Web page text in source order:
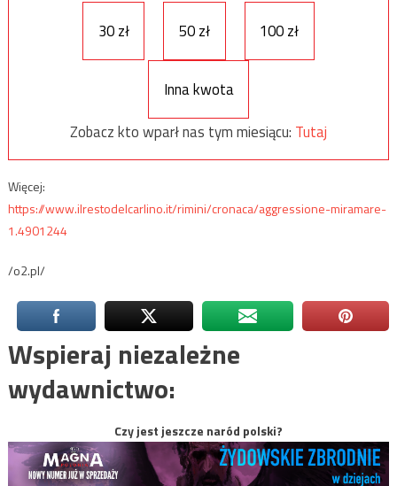
30 zł 50 zł 100 zł
Inna kwota
Zobacz kto wparł nas tym miesiącu: Tutaj
Więcej:
https://www.ilrestodelcarlino.it/rimini/cronaca/aggressione-miramare-
1.4901244
/o2.pl/
Wspieraj niezależne
wydawnictwo:
Czy jest jeszcze naród polski?